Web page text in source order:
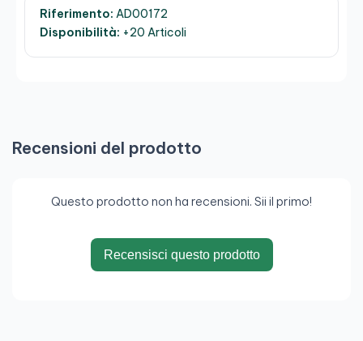
Riferimento: AD00172
Disponibilità: +20 Articoli
Recensioni del prodotto
Questo prodotto non ha recensioni. Sii il primo!
Recensisci questo prodotto